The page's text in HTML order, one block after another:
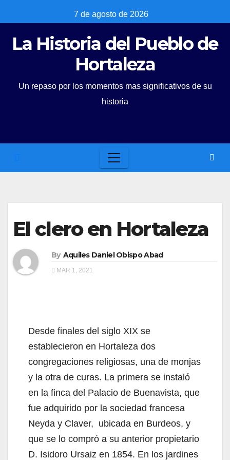
to
content
7 de agosto de 2026
La Historia del Pueblo de
Hortaleza
Un repaso por los momentos mas significativos de su
historia
El clero en Hortaleza
By Aquiles Daniel Obispo Abad
MAR 1, 2021
Desde finales del siglo XIX se
establecieron en Hortaleza dos
congregaciones religiosas, una de monjas
y la otra de curas. La primera se instaló
en la finca del Palacio de Buenavista, que
fue adquirido por la sociedad francesa
Neyda y Claver, ubicada en Burdeos, y
que se lo compró a su anterior propietario
D. Isidoro Ursaiz en 1854. En los jardines